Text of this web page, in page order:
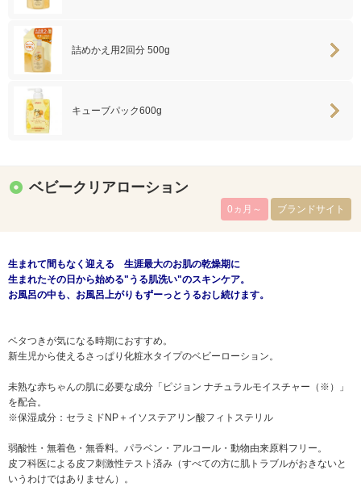
詰めかえ用2回分 500g
キューブパック600g
ベビークリアローション
0ヵ月～ ブランドサイト
生まれて間もなく迎える 生涯最大のお肌の乾燥期に
生まれたその日から始める"うる肌洗い"のスキンケア。
お風呂の中も、お風呂上がりもずーっとうるおし続けます。
ベタつきが気になる時期におすすめ。
新生児から使えるさっぱり化粧水タイプのベビーローション。
未熟な赤ちゃんの肌に必要な成分「ピジョン ナチュラルモイスチャー（※）」
を配合。
※保湿成分：セラミドNP＋イソステアリン酸フィトステリル
弱酸性・無着色・無香料。パラベン・アルコール・動物由来原料フリー。
皮フ科医による皮フ刺激性テスト済み（すべての方に肌トラブルがおきないと
いうわけではありません）。